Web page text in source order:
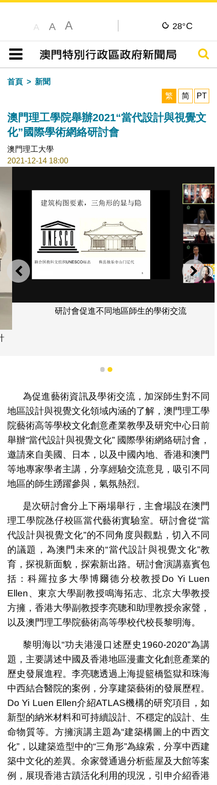
A A A 28°C
目錄
搜尋
首頁
新聞
繁
简 PT
澳門理工學院舉辦2021“當代設計與視覺文
化”國際學術網絡研討會
澳門理工大學
2021-12-14 18:00
上一則 下一
研討會促進不同地區師生的學術交流
1 2
為促進藝術資訊及學術交流，加深師生對不同
地區設計與視覺文化領域內涵的了解，澳門理工學
院藝術高等學校文化創意產業教學及研究中心日前
舉辦“當代設計與視覺文化” 國際學術網絡研討會，
邀請來自美國、日本，以及中國內地、香港和澳門
等地專家學者主講，分享經驗交流意見，吸引不同
地區的師生踴躍參與，氣氛熱烈。
是次研討會分上下兩場舉行，主會場設在澳門
理工學院氹仔校區當代藝術實驗室。研討會從“當
代設計與視覺文化”的不同角度與觀點，切入不同
的議題，為澳門未來的“當代設計與視覺文化”教
育，探視新面貌，探索新出路。研討會演講嘉賓包
括：科羅拉多大學博爾德分校教授Do Yi Luen
Ellen、東京大學副教授鳴海拓志、北京大學教授
方擁，香港大學副教授李亮聰和助理教授余家聲，
以及澳門理工學院藝術高等學校代校長黎明海。
黎明海以“功夫港漫口述歷史1960-2020”為講
題，主要講述中國及香港地區漫畫文化創意產業的
歷史發展進程。李亮聰透過上海提籃橋監獄和珠海
中西結合醫院的案例，分享建築藝術的發展歷程。
Do Yi Luen Ellen介紹ATLAS機構的研究項目，如
新型的納米材料和可持續設計、不穩定的設計、生
命物質等。方擁演講主題為“建築構圖上的中西文
化”，以建築造型中的“三角形”為線索，分享中西建
築中文化的差異。余家聲通過分析藍屋及大館等案
例，展現香港古蹟活化利用的現況，引申介紹香港